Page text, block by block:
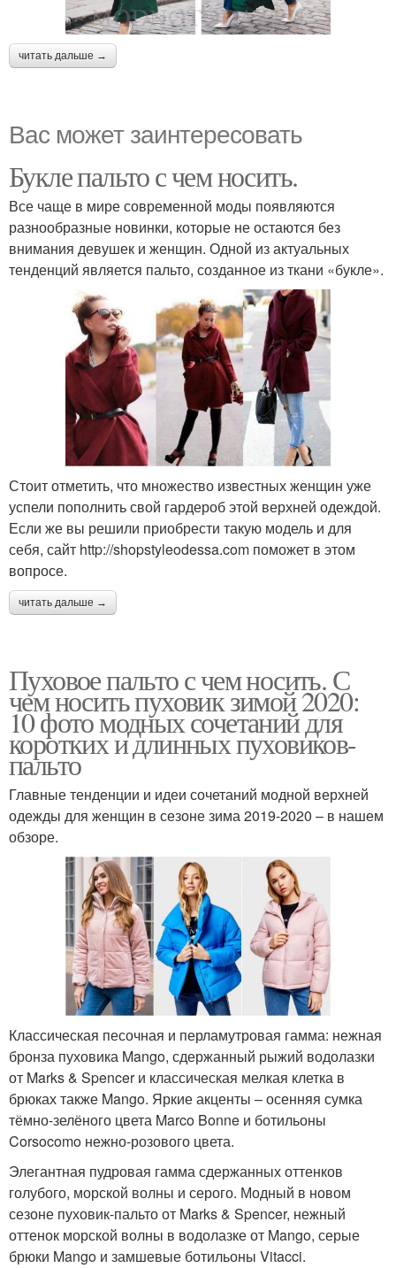
читать дальше →
Вас может заинтересовать
Букле пальто с чем носить.
Все чаще в мире современной моды появляются
разнообразные новинки, которые не остаются без
внимания девушек и женщин. Одной из актуальных
тенденций является пальто, созданное из ткани «букле».
Стоит отметить, что множество известных женщин уже
успели пополнить свой гардероб этой верхней одеждой.
Если же вы решили приобрести такую модель и для
себя, сайт http://shopstyleodessa.com поможет в этом
вопросе.
читать дальше →
Пуховое пальто с чем носить. С
чем носить пуховик зимой 2020:
10 фото модных сочетаний для
коротких и длинных пуховиков-
пальто
Главные тенденции и идеи сочетаний модной верхней
одежды для женщин в сезоне зима 2019-2020 – в нашем
обзоре.
Классическая песочная и перламутровая гамма: нежная
бронза пуховика Mango, сдержанный рыжий водолазки
от Marks & Spencer и классическая мелкая клетка в
брюках также Mango. Яркие акценты – осенняя сумка
тёмно-зелёного цвета Marco Bonne и ботильоны
Corsocomo нежно-розового цвета.
Элегантная пудровая гамма сдержанных оттенков
голубого, морской волны и серого. Модный в новом
сезоне пуховик-пальто от Marks & Spencer, нежный
оттенок морской волны в водолазке от Mango, серые
брюки Mango и замшевые ботильоны Vitacci.